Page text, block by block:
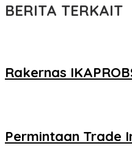
BERITA TERKAIT
Rakernas
Permintaan Trade